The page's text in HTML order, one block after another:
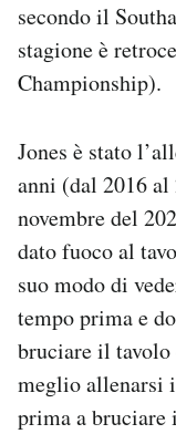
secondo il
stagione è
Championship).
Jones è stato
anni (dal 2016
novembre del
dato fuoco al
suo modo di
tempo prima e
bruciare il tavolo
meglio allenarsi
prima a bruciare